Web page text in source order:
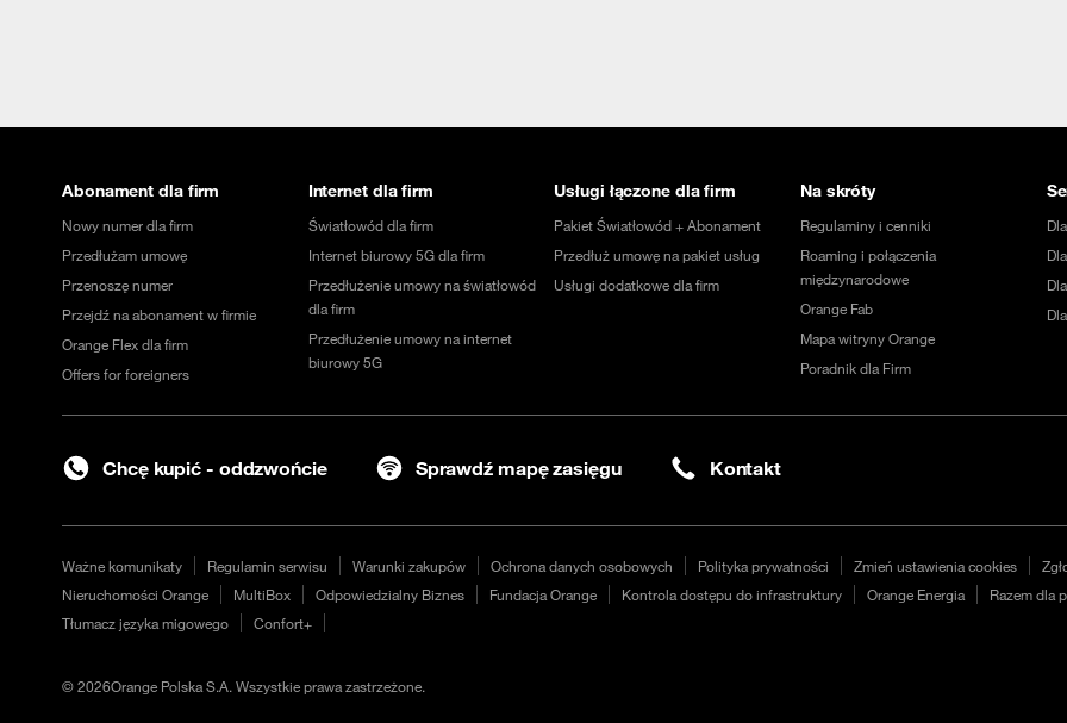
Abonament dla firm
Nowy numer dla firm
Przedłużam umowę
Przenoszę numer
Przejdź na abonament w firmie
Orange Flex dla firm
Offers for foreigners
Internet dla firm
Światłowód dla firm
Internet biurowy 5G dla firm
Przedłużenie umowy na światłowód
dla firm
Przedłużenie umowy na internet
biurowy 5G
Usługi łączone dla firm
Pakiet Światłowód + Abonament
Przedłuż umowę na pakiet usług
Usługi dodatkowe dla firm
Na skróty
Regulaminy i cenniki
Roaming i połączenia
międzynarodowe
Orange Fab
Mapa witryny Orange
Poradnik dla Firm
Chcę kupić - oddzwońcie Sprawdź mapę zasięgu Kontakt
Ważne komunikaty Regulamin serwisu Warunki zakupów Ochrona danych osobowych Polityka prywatności Zmień ustawienia cookies
Nieruchomości Orange
MultiBox Odpowiedzialny Biznes Fundacja Orange Kontrola dostępu do infrastruktury Orange Energia Razem dla
Tłumacz języka migowego
Confort+
©2026Orange Polska S.A. Wszystkie prawa zastrzeżone.